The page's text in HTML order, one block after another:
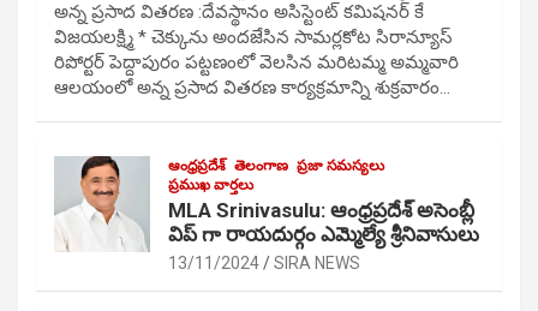
అన్న ప్రసాద వితరణ :దేవస్థానం అసిస్టెంట్ కమిషనర్ కే
విజయలక్ష్మి * చెక్కును అందజేసిన సామర్లకోట సిరాన్యూస్
రిపోర్టర్ పెద్దాపురం పట్టణంలో వెలసిన మరిటమ్మ అమ్మవారి
ఆలయంలో అన్న ప్రసాద వితరణ కార్యక్రమాన్ని శుక్రవారం…
ఆంధ్రప్రదేశ్ తెలంగాణ ప్రజా సమస్యలు
ప్రముఖ వార్తలు
MLA Srinivasulu: ఆంధ్రప్రదేశ్ అసెంబ్లీ
విప్ గా రాయదుర్గం ఎమ్మెల్యే శ్రీనివాసులు
13/11/2024 SIRA NEWS